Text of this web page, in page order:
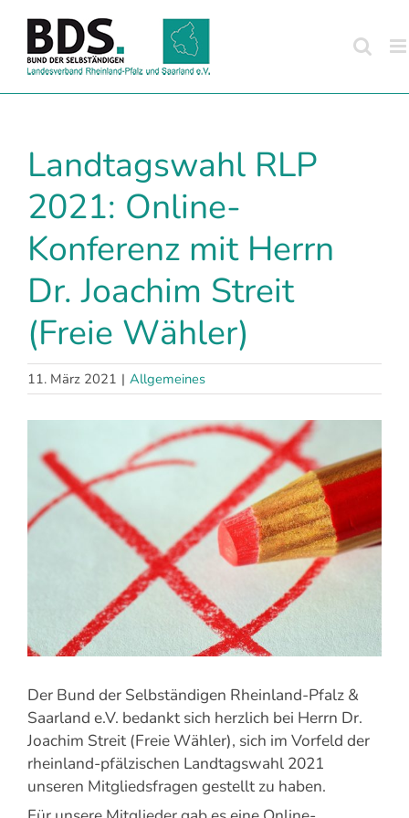
Inhalt
springen
Landtagswahl RLP
2021: Online-
Konferenz mit Herrn
Dr. Joachim Streit
(Freie Wähler)
11. März 2021 | Allgemeines
grösseres
Bild
Der Bund der Selbständigen Rheinland-Pfalz &
Saarland e.V. bedankt sich herzlich bei Herrn Dr.
Joachim Streit (Freie Wähler), sich im Vorfeld der
rheinland-pfälzischen Landtagswahl 2021
unseren Mitgliedsfragen gestellt zu haben.